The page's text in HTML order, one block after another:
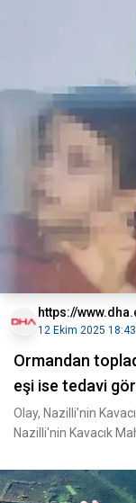
https://
12 Ekim 2025 18:43
Ormandan
eşi ise tedavi
Olay, Nazilli’nin
Nazilli'nin Kavacık